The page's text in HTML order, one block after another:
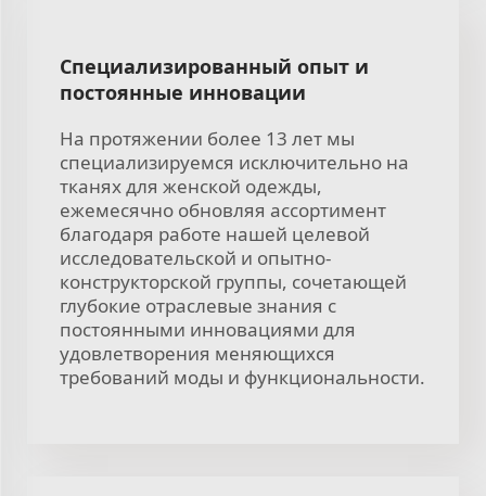
Специализированный опыт и
постоянные инновации
На протяжении более 13 лет мы
специализируемся исключительно на
тканях для женской одежды,
ежемесячно обновляя ассортимент
благодаря работе нашей целевой
исследовательской и опытно-
конструкторской группы, сочетающей
глубокие отраслевые знания с
постоянными инновациями для
удовлетворения меняющихся
требований моды и функциональности.